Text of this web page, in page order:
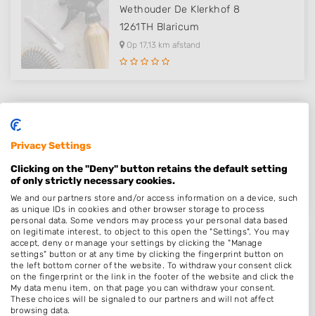
Wethouder De Klerkhof 8
1261TH Blaricum
Op 17,13 km afstand
Op 17,41 km afstand
Barbier Rogier Laren
Nieuweweg 5
1251LG Laren
Privacy Settings
Clicking on the "Deny" button retains the default setting
of only strictly necessary cookies.
We and our partners store and/or access information on a device, such
as unique IDs in cookies and other browser storage to process
personal data. Some vendors may process your personal data based
on legitimate interest, to object to this open the "Settings". You may
accept, deny or manage your settings by clicking the "Manage
settings" button or at any time by clicking the fingerprint button on
the left bottom corner of the website. To withdraw your consent click
on the fingerprint or the link in the footer of the website and click the
My data menu item, on that page you can withdraw your consent.
These choices will be signaled to our partners and will not affect
browsing data.